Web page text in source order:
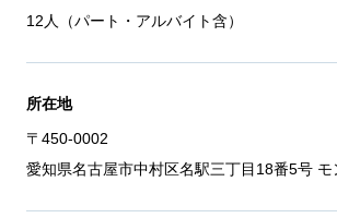
12人（パート・アルバイト含）
所在地
〒450-0002
愛知県名古屋市中村区名駅三丁目18番5号